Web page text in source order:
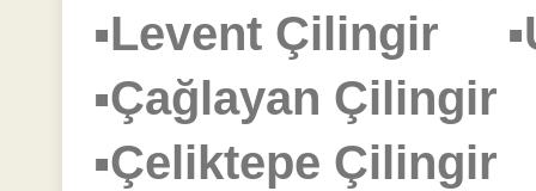
▪Levent Çilingir
▪Çağlayan
▪Çeliktepe